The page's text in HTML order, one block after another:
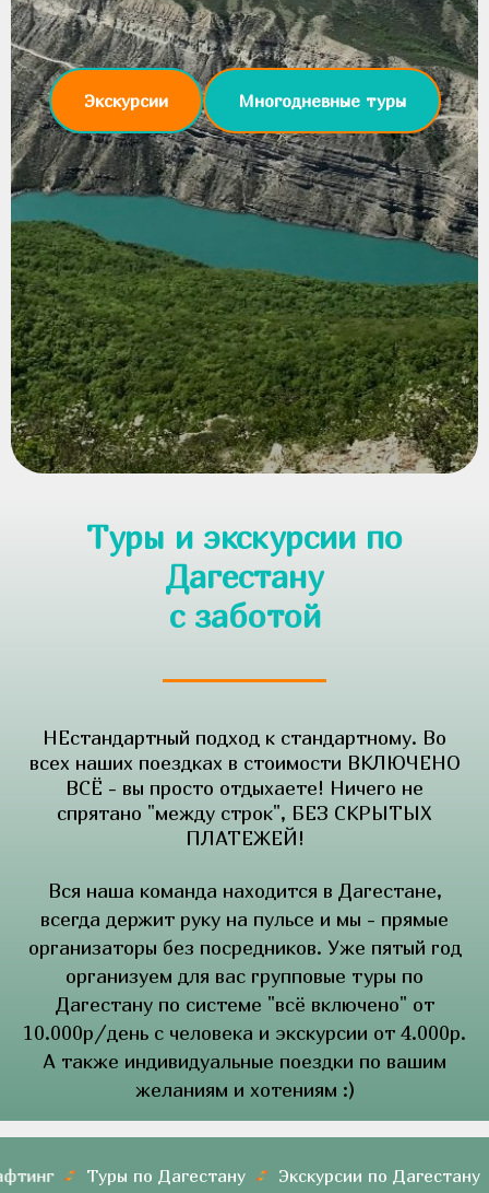
Экскурсии Многодневные туры
Туры и экскурсии по
Дагестану
с заботой
НЕстандартный подход к стандартному. Во
всех наших поездках в стоимости ВКЛЮЧЕНО
ВСЁ - вы просто отдыхаете! Ничего не
спрятано "между строк", БЕЗ СКРЫТЫХ
ПЛАТЕЖЕЙ!
Вся наша команда находится в Дагестане,
всегда держит руку на пульсе и мы - прямые
организаторы без посредников. Уже пятый год
организуем для вас групповые туры по
Дагестану по системе "всё включено" от
10.000р/день с человека и экскурсии от 4.000р.
А также индивидуальные поездки по вашим
желаниям и хотениям :)
Туры по Дагестану Экскурсии по Дагестану